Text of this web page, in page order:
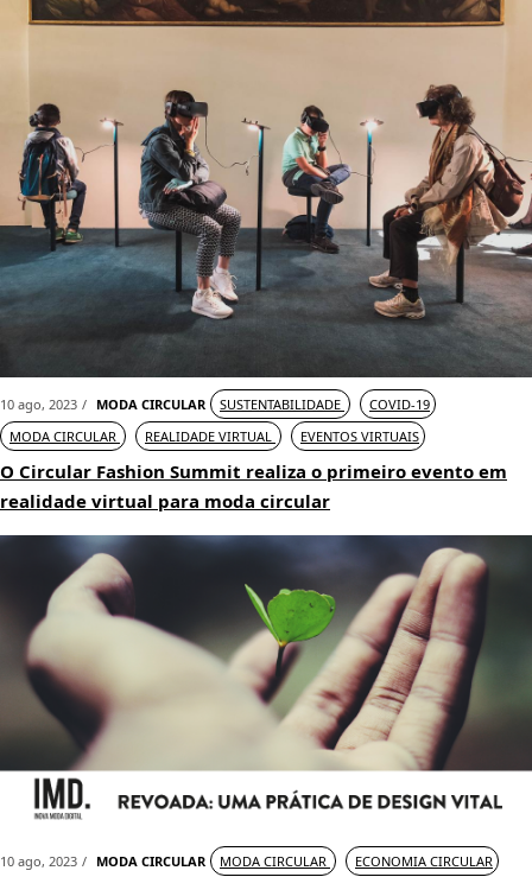
10 ago, 2023 MODA CIRCULAR SUSTENTABILIDADE
COVID-19
MODA CIRCULAR
REALIDADE VIRTUAL EVENTOS VIRTUAIS
O Circular Fashion Summit realiza o primeiro evento em
realidade virtual para moda circular
10 ago, 2023 MODA CIRCULAR MODA CIRCULAR
ECONOMIA CIRCULAR